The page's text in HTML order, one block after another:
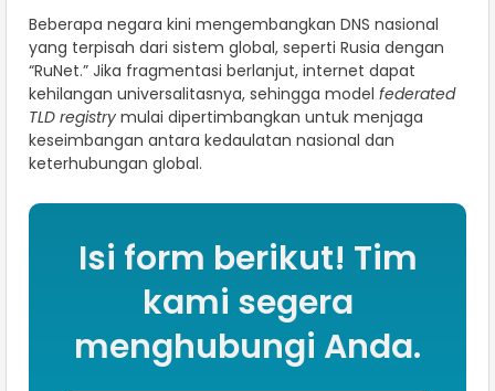
Beberapa negara kini mengembangkan DNS nasional
yang terpisah dari sistem global, seperti Rusia dengan
“RuNet.” Jika fragmentasi berlanjut, internet dapat
kehilangan universalitasnya, sehingga model federated
TLD registry mulai dipertimbangkan untuk menjaga
keseimbangan antara kedaulatan nasional dan
keterhubungan global.
Isi form berikut! Tim
kami segera
menghubungi Anda.